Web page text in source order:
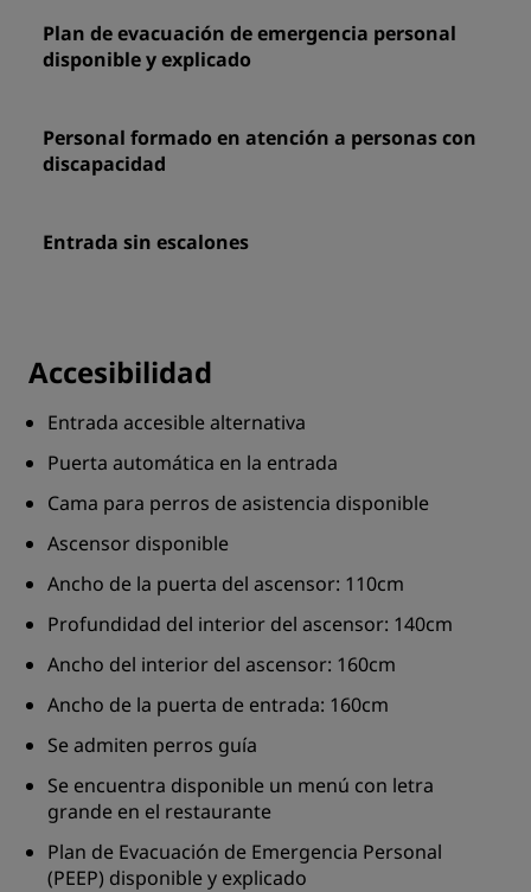
Plan de evacuación de emergencia personal
disponible y explicado
Personal formado en atención a personas con
discapacidad
Entrada sin escalones
Accesibilidad
Entrada accesible alternativa
Puerta automática en la entrada
Cama para perros de asistencia disponible
Ascensor disponible
Ancho de la puerta del ascensor: 110cm
Profundidad del interior del ascensor: 140cm
Ancho del interior del ascensor: 160cm
Ancho de la puerta de entrada: 160cm
Se admiten perros guía
Se encuentra disponible un menú con letra
grande en el restaurante
Plan de Evacuación de Emergencia Personal
(PEEP) disponible y explicado